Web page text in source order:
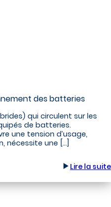
des batteries
qui circulent sur les
de batteries.
une tension d’usage,
nécessite une […]
Lire la suite